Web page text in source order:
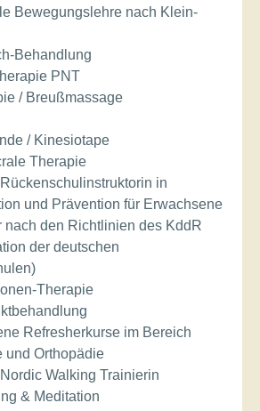
Bewegungslehre nach Klein-
Behandlung
PNT
/ Breußmassage
/ Kinesiotape
Therapie
in
und Prävention für Erwachsene
nach den Richtlinien des KddR
der deutschen
Therapie
Refresherkurse im Bereich
und Orthopädie
Walking Trainierin
& Meditation